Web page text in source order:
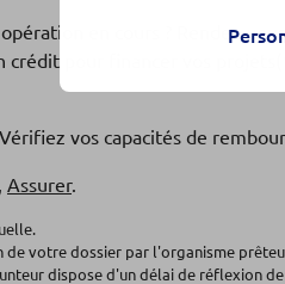
en cours ? Rendez-
crédit pour financer vos
vos capacités de
Assurer.
votre dossier par l'organisme
dispose d'un délai de réflexion